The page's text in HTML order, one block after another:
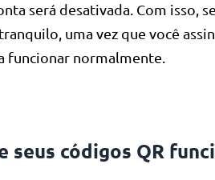
será desativada. Com isso,
uma vez que você
funcionar normalmente.
seus códigos QR